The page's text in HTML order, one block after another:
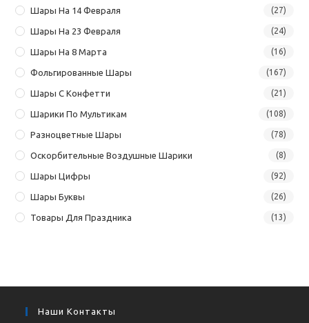
Шары На 14 Февраля (27)
Шары На 23 Февраля (24)
Шары На 8 Марта (16)
Фольгированные Шары (167)
Шары С Конфетти (21)
Шарики По Мультикам (108)
Разноцветные Шары (78)
Оскорбительные Воздушные Шарики (8)
Шары Цифры (92)
Шары Буквы (26)
Товары Для Праздника (13)
Наши Контакты